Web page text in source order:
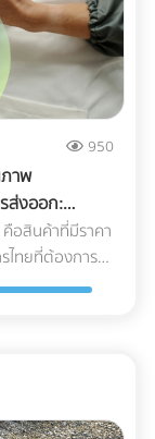
950
าพ
ส่งออก:
อสินค้าที่มีราคา
ไทยที่ต้องการ
เข้มงวดอย่าง
องจักรในสาย
วามผิดพลาดที่